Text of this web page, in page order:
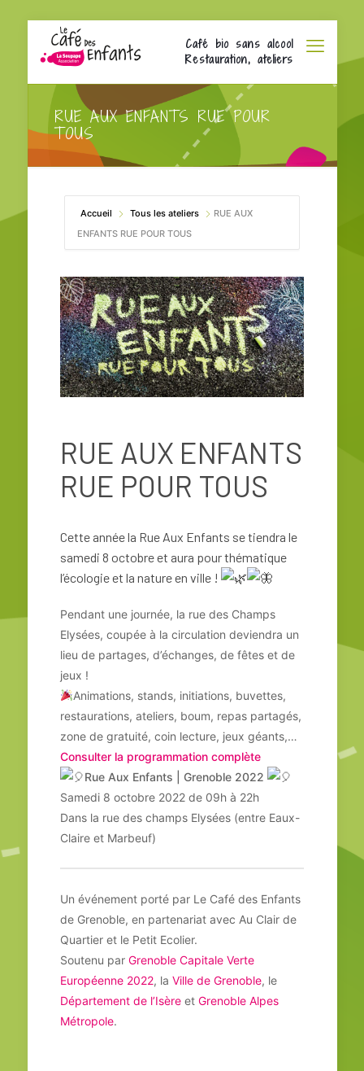
Café bio sans alcool
Restauration, ateliers
RUE AUX ENFANTS RUE POUR
TOUS
Accueil Tous les ateliers
RUE AUX
ENFANTS RUE POUR TOUS
RUE AUX ENFANTS
RUE POUR TOUS
Cette année la Rue Aux Enfants se tiendra le
samedi 8 octobre et aura pour thématique
l’écologie et la nature en ville !
Pendant une journée, la rue des Champs
Elysées, coupée à la circulation deviendra un
lieu de partages, d’échanges, de fêtes et de
jeux !
Animations, stands, initiations, buvettes,
restaurations, ateliers, boum, repas partagés,
zone de gratuité, coin lecture, jeux géants,…
Consulter la programmation complète
Rue Aux Enfants | Grenoble 2022
Samedi 8 octobre 2022 de 09h à 22h
Dans la rue des champs Elysées (entre Eaux-
Claire et Marbeuf)
Un événement porté par Le Café des Enfants
de Grenoble, en partenariat avec Au Clair de
Quartier et le Petit Ecolier.
Soutenu par Grenoble Capitale Verte
Européenne 2022, la Ville de Grenoble, le
Département de l’Isère et Grenoble Alpes
Métropole.